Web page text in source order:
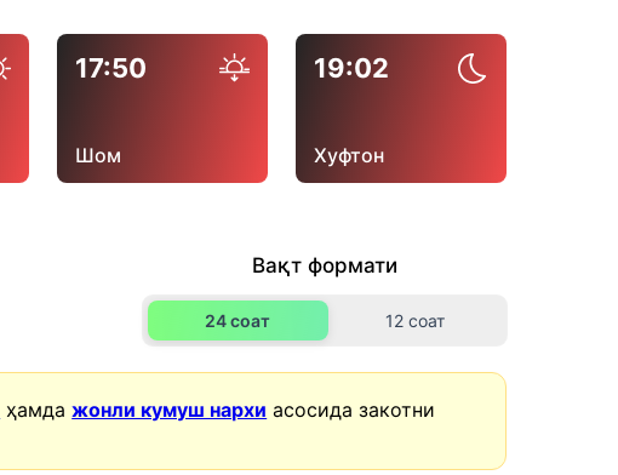
17:50
Шом
19:02
Хуфтон
Вақт формати
24 соат 12 соат
ҳамдажонли кумуш нархи асосида закотни